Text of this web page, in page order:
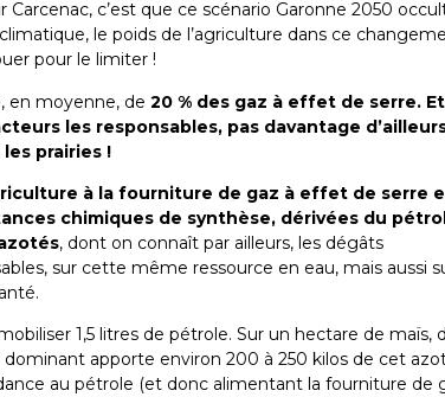
c’est que ce scénario Garonne 2050
le poids de l’agriculture dans ce
pour le limiter !
en moyenne, de 20 % des gaz à effet de serre.
les responsables, pas davantage
prairies !
à la fourniture de gaz à effet de serre
chimiques de synthèse, dérivées du
, dont on connaît par ailleurs, les dégâts
sur cette même ressource en eau, mais aussi
1,5 litres de pétrole. Sur un hectare de maïs,
apporte environ 200 à 250 kilos de cet
au pétrole (et donc alimentant la fourniture de